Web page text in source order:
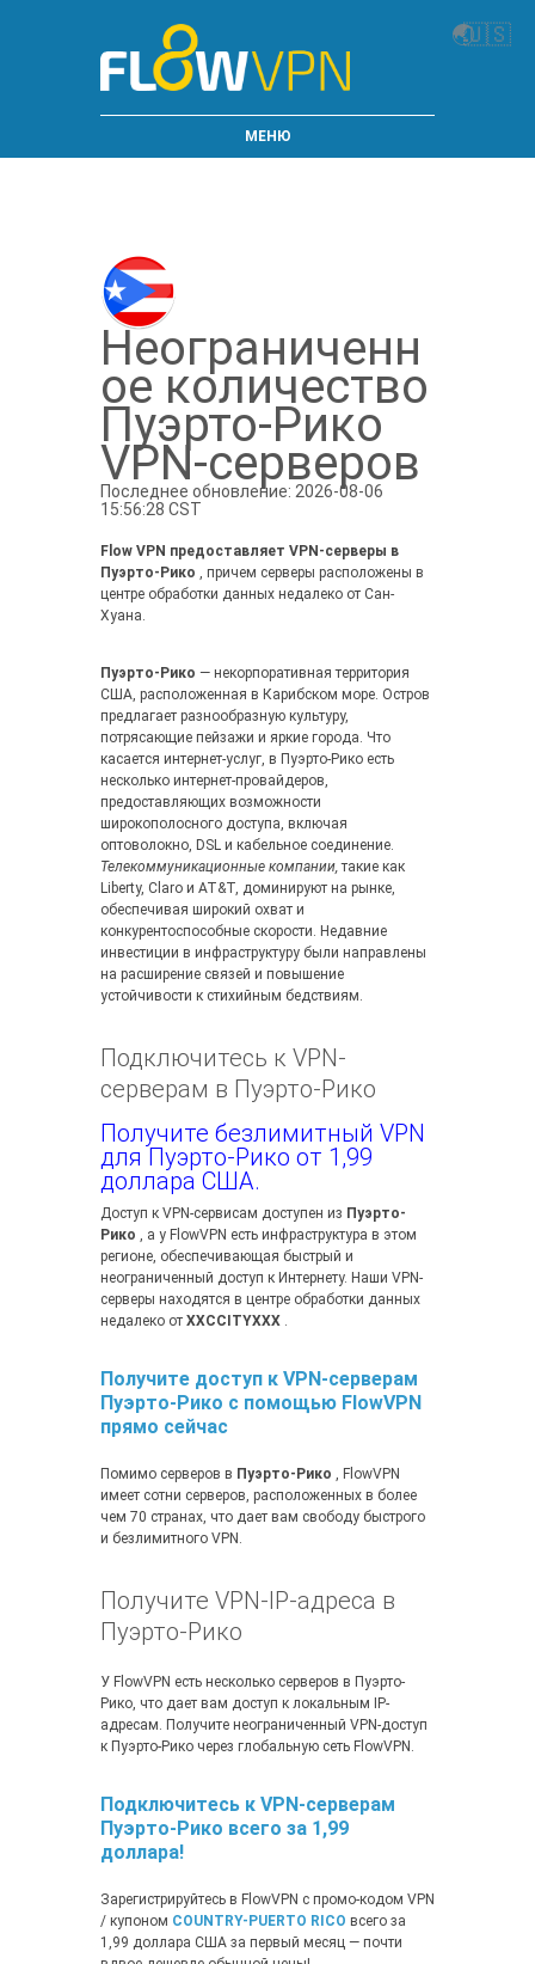
🌏🇺🇸
МЕНЮ
Неограниченн
ое количество
Пуэрто-Рико
VPN-серверов
Последнее обновление: 2026-08-06
15:56:28 CST
Flow VPN предоставляет VPN-серверы в
Пуэрто-Рико , причем серверы расположены в
центре обработки данных недалеко от Сан-
Хуана.
Пуэрто-Рико — некорпоративная территория
США, расположенная в Карибском море. Остров
предлагает разнообразную культуру,
потрясающие пейзажи и яркие города. Что
касается интернет-услуг, в Пуэрто-Рико есть
несколько интернет-провайдеров,
предоставляющих возможности
широкополосного доступа, включая
оптоволокно, DSL и кабельное соединение.
Телекоммуникационные компании,такие как
Liberty, Claro и AT&T, доминируют на рынке,
обеспечивая широкий охват и
конкурентоспособные скорости. Недавние
инвестиции в инфраструктуру были направлены
на расширение связей и повышение
устойчивости к стихийным бедствиям.
Подключитесь к VPN-
серверам в Пуэрто-Рико
Получите безлимитный VPN
для Пуэрто-Рико от 1,99
доллара США.
Доступ к VPN-сервисам доступен из Пуэрто-
Рико , а у FlowVPN есть инфраструктура в этом
регионе, обеспечивающая быстрый и
неограниченный доступ к Интернету. Наши VPN-
серверы находятся в центре обработки данных
недалеко от XXCCITYXXX .
Получите доступ к VPN-серверам
Пуэрто-Рико с помощью FlowVPN
прямо сейчас
Помимо серверов в Пуэрто-Рико , FlowVPN
имеет сотни серверов, расположенных в более
чем 70 странах, что дает вам свободу быстрого
и безлимитного VPN.
Получите VPN-IP-адреса в
Пуэрто-Рико
У FlowVPN есть несколько серверов в Пуэрто-
Рико, что дает вам доступ к локальным IP-
адресам. Получите неограниченный VPN-доступ
к Пуэрто-Рико через глобальную сеть FlowVPN.
Подключитесь к VPN-серверам
Пуэрто-Рико всего за 1,99
доллара!
Зарегистрируйтесь в FlowVPN с промо-кодом VPN
/ купоном COUNTRY-PUERTO RICO всего за
1,99 доллара США за первый месяц — почти